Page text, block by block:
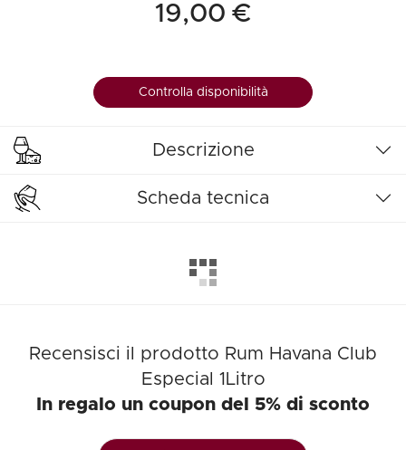
19,00 €
Controlla disponibilità
Descrizione
Scheda tecnica
Recensisci il prodotto Rum Havana Club
Especial 1Litro
In regalo un coupon del 5% di sconto